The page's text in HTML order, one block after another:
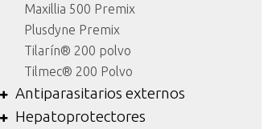
Maxillia 500 Premix
Plusdyne Premix
Tilarín® 200 polvo
Tilmec® 200 Polvo
Antiparasitarios externos
Hepatoprotectores